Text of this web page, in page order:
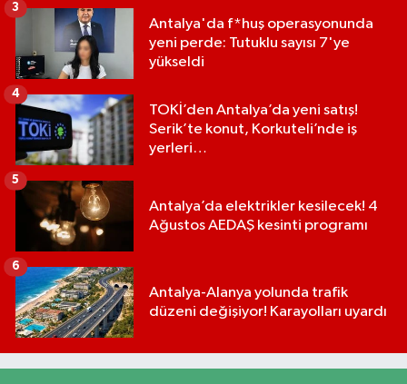
Antalya'da f*huş operasyonunda
yeni perde: Tutuklu sayısı 7'ye
yükseldi
3
TOKİ’den Antalya’da yeni satış!
Serik’te konut, Korkuteli’nde iş
yerleri…
4
Antalya’da elektrikler kesilecek! 4
Ağustos AEDAŞ kesinti programı
5
Antalya-Alanya yolunda trafik
düzeni değişiyor! Karayolları uyardı
6